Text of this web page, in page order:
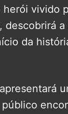
herói vivido
da
apresentará